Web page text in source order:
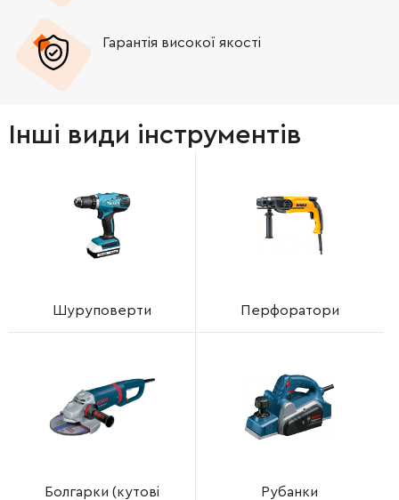
Гарантія високої якості
Інші види інструментів
Шуруповерти Перфоратори
Болгарки (кутові
Рубанки